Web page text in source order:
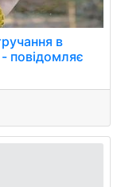
в
- повідомляє